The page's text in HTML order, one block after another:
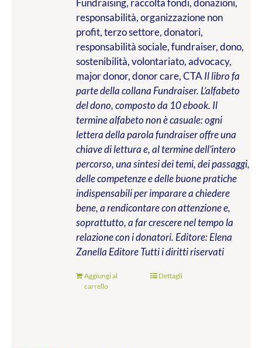
Fundraising, raccolta fondi, donazioni,
responsabilità, organizzazione non
profit, terzo settore, donatori,
responsabilità sociale, fundraiser, dono,
sostenibilità, volontariato, advocacy,
major donor, donor care, CTA Il libro fa
parte della collana Fundraiser. L’alfabeto
del dono, composto da 10 ebook. Il
termine alfabeto non è casuale: ogni
lettera della parola fundraiser offre una
chiave di lettura e, al termine dell’intero
percorso, una sintesi dei temi, dei passaggi,
delle competenze e delle buone pratiche
indispensabili per imparare a chiedere
bene, a rendicontare con attenzione e,
soprattutto, a far crescere nel tempo la
relazione con i donatori. Editore: Elena
Zanella EditoreTutti i diritti riservati
Aggiungi al
carrello
Dettagli